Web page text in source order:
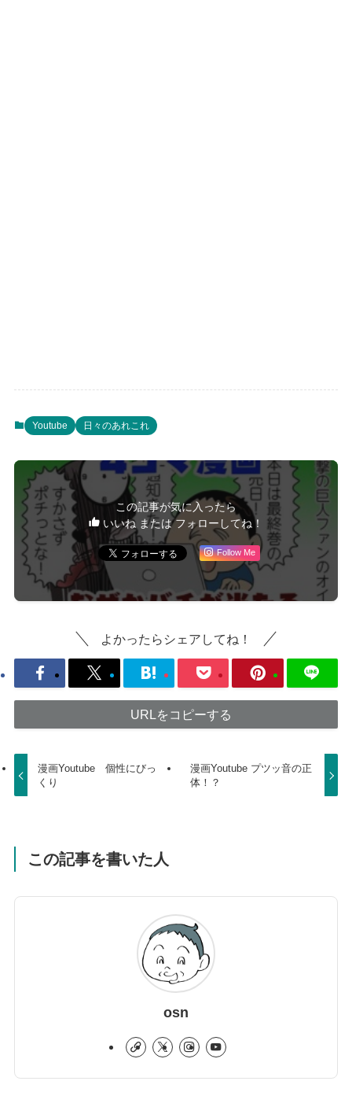
Youtube 日々のあれこれ
この記事が気に入ったら
いいね または フォローしてね！
Follow Me
よかったらシェアしてね！
URLをコピーする
漫画Youtube 個性にびっ
くり
漫画Youtube プツッ音の正
体！？
この記事を書いた人
osn